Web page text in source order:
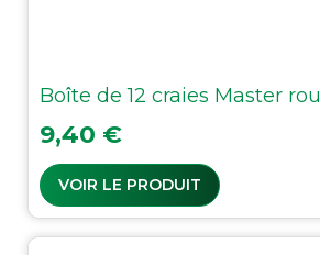
Boîte de 12 craies Master
Prix
9,40 €
VOIR LE PRODUIT